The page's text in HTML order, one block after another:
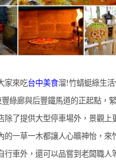
家來吃台中美食溜!竹蜻蜓綠生
綠廊與后豐鐵馬道的正起點，
除了提供大型停車場外，景觀上
的一草一木都讓人心曠神怡，來
行車外，還可以品嘗到老闆職人